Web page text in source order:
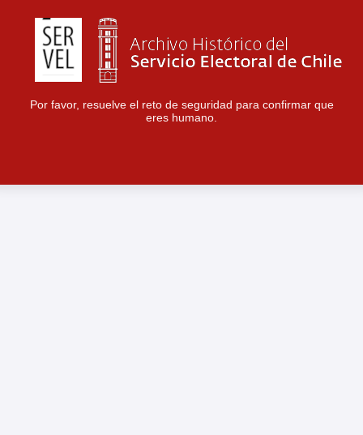
Por favor, resuelve el reto de seguridad para confirmar que
eres humano.